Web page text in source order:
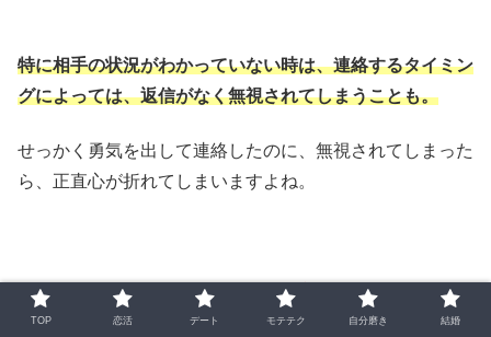
特に相手の状況がわかっていない時は、連絡するタイミン
グによっては、返信がなく無視されてしまうことも。
せっかく勇気を出して連絡したのに、無視されてしまった
ら、正直心が折れてしまいますよね。
そこで、
復縁のきっかけとして多く挙げられる連絡のタイ
ミングが「誕生日」
TOP 恋活 デート モテテク 自分磨き 結婚